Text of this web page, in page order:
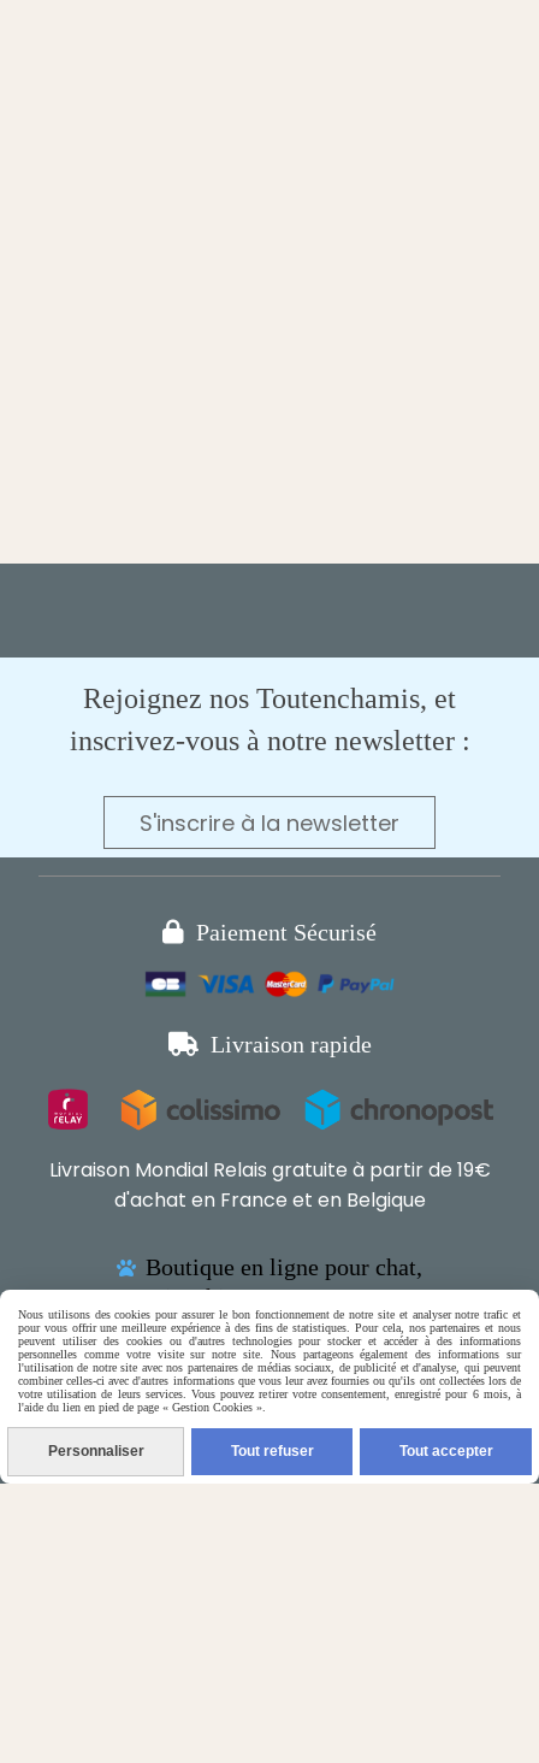
Rejoignez nos Toutenchamis, et
inscrivez-vous à notre newsletter :
S'inscrire à la newsletter
 Paiement Sécurisé
 Livraison rapide
Livraison Mondial Relais gratuite à partir de 19€
d'achat en France et en Belgique
 Boutique en ligne pour chat,
petits chiens & rongeurs
(5) Nos Avis Clients :
Nous utilisons des cookies pour assurer le bon fonctionnement de notre site et analyser notre trafic et
pour vous offrir une meilleure expérience à des fins de statistiques. Pour cela, nos partenaires et nous
peuvent utiliser des cookies ou d'autres technologies pour stocker et accéder à des informations
personnelles comme votre visite sur notre site. Nous partageons également des informations sur
l'utilisation de notre site avec nos partenaires de médias sociaux, de publicité et d'analyse, qui peuvent
combiner celles-ci avec d'autres informations que vous leur avez fournies ou qu'ils ont collectées lors de
votre utilisation de leurs services. Vous pouvez retirer votre consentement, enregistré pour 6 mois, à
l'aide du lien en pied de page « Gestion Cookies ».
Personnaliser Tout refuser Tout accepter